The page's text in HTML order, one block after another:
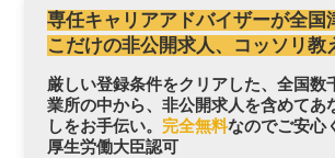
専任キャリアアドバイザーが全国
こだけの非公開求人、コッソリ教
厳しい登録条件をクリアした、全国数
業所の中から、非公開求人を含めてあ
しをお手伝い。 完全無料なのでご安心
厚生労働大臣認可